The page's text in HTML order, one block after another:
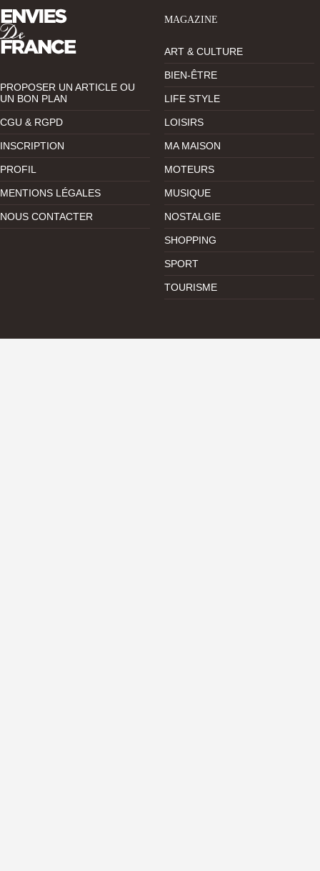
PROPOSER UN ARTICLE OU
UN BON PLAN
CGU & RGPD
INSCRIPTION
PROFIL
MENTIONS LÉGALES
NOUS CONTACTER
MAGAZINE
ART & CULTURE
BIEN-ÊTRE
LIFE STYLE
LOISIRS
MA MAISON
MOTEURS
MUSIQUE
NOSTALGIE
SHOPPING
SPORT
TOURISME